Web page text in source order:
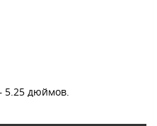
5.25 дюймов.